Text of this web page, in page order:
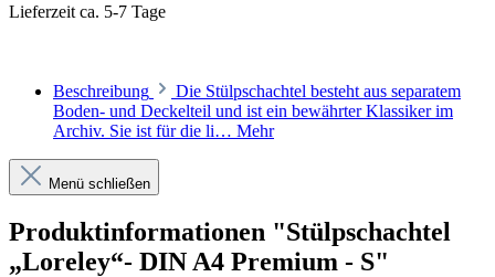
Lieferzeit ca. 5-7 Tage
Beschreibung
Die Stülpschachtel besteht aus separatem
Boden- und Deckelteil und ist ein bewährter Klassiker im
Archiv. Sie ist für die li… Mehr
Menü schließen
Produktinformationen "Stülpschachtel
„Loreley“- DIN A4 Premium - S"